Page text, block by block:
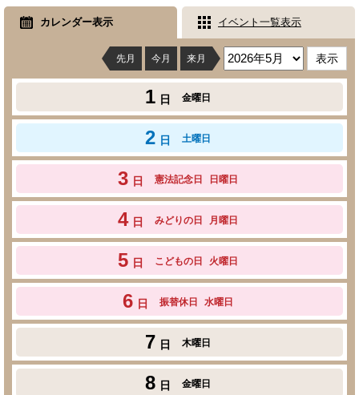
カレンダー表示 イベント一覧表示
先月 今月 来月
1 日 金曜日
2 日 土曜日
3 日 憲法記念日 日曜日
4 日 みどりの日 月曜日
5 日 こどもの日 火曜日
6 日 振替休日 水曜日
7 日 木曜日
8 日 金曜日